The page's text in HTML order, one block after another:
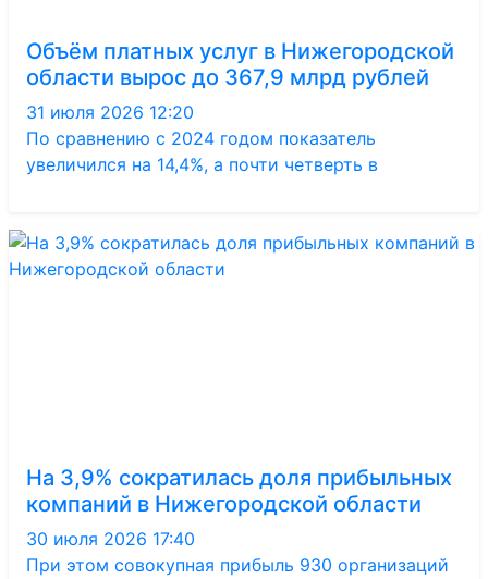
Объём платных услуг в Нижегородской
области вырос до 367,9 млрд рублей
31 июля 2026 12:20
По сравнению с 2024 годом показатель
увеличился на 14,4%, а почти четверть в
На 3,9% сократилась доля прибыльных
компаний в Нижегородской области
30 июля 2026 17:40
При этом совокупная прибыль 930 организаций